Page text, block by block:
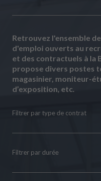
Retrouvez l'ensemble
d'emploi ouverts au
et des contractuels à la
propose divers postes
magasinier, moniteur-
d’exposition, etc.
Filtrer par type de contrat
Filtrer par durée